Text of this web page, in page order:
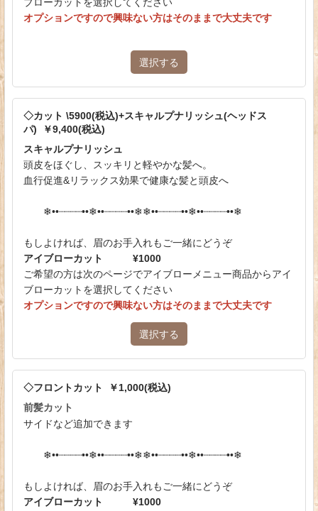
オプションですので興味ない方はそのままで大丈夫です
選択する
◇カット \5900(税込)+スキャルプナリッシュ(ヘッドス
パ) ￥9,400(税込)
スキャルプナリッシュ
頭皮をほぐし、スッキリと軽やかな髪へ。
血行促進&リラックス効果で健康な髪と頭皮へ
❄︎••┈┈┈┈••❄︎••┈┈┈┈••❄︎❄︎••┈┈┈┈••❄︎••┈┈┈┈••❄︎
もしよければ、眉のお手入れもご一緒にどうぞ
アイブローカット ¥1000
ご希望の方は次のページでアイブローメニュー商品からアイ
ブローカットを選択してください
オプションですので興味ない方はそのままで大丈夫です
選択する
◇フロントカット ￥1,000(税込)
前髪カット
サイドなど追加できます
❄︎••┈┈┈┈••❄︎••┈┈┈┈••❄︎❄︎••┈┈┈┈••❄︎••┈┈┈┈••❄︎
もしよければ、眉のお手入れもご一緒にどうぞ
アイブローカット ¥1000